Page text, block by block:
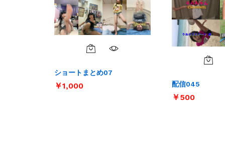
ショートまとめ07
￥1,000
￥1,000 配信045
￥500
￥500